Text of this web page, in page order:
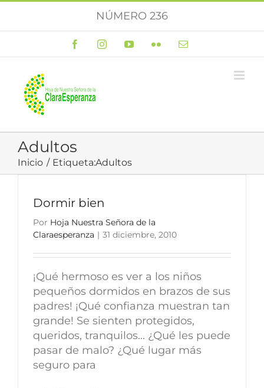
NÚMERO 236
FacebookInstagramYouTubeFlickr Correo
Adultos
Inicio Etiqueta:Adultos
Dormir bien
Por Hoja Nuestra Señora de la
Claraesperanza | 31 diciembre, 2010
¡Qué hermoso es ver a los niños
pequeños dormidos en brazos de sus
padres! ¡Qué confianza muestran tan
grande! Se sienten protegidos,
queridos, tranquilos... ¿Qué les puede
pasar de malo? ¿Qué lugar más
seguro para